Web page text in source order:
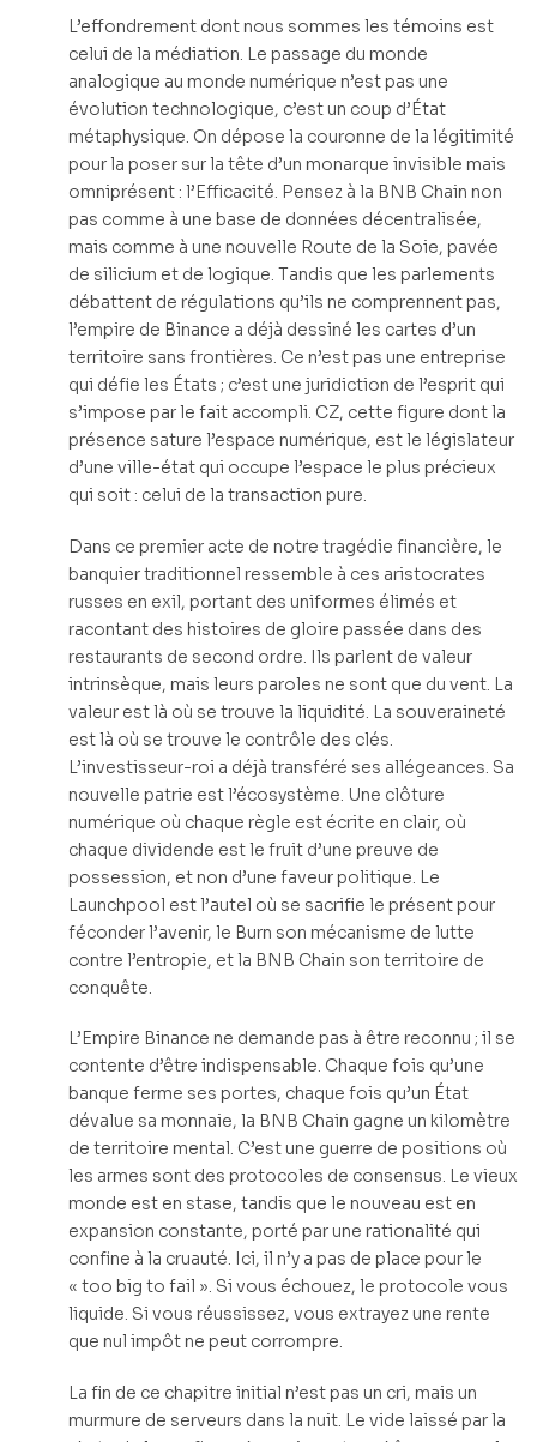
L’effondrement dont nous sommes les témoins est
celui de la médiation. Le passage du monde
analogique au monde numérique n’est pas une
évolution technologique, c’est un coup d’État
métaphysique. On dépose la couronne de la légitimité
pour la poser sur la tête d’un monarque invisible mais
omniprésent : l’Efficacité. Pensez à la BNB Chain non
pas comme à une base de données décentralisée,
mais comme à une nouvelle Route de la Soie, pavée
de silicium et de logique. Tandis que les parlements
débattent de régulations qu’ils ne comprennent pas,
l’empire de Binance a déjà dessiné les cartes d’un
territoire sans frontières. Ce n’est pas une entreprise
qui défie les États ; c’est une juridiction de l’esprit qui
s’impose par le fait accompli. CZ, cette figure dont la
présence sature l’espace numérique, est le législateur
d’une ville-état qui occupe l’espace le plus précieux
qui soit : celui de la transaction pure.
Dans ce premier acte de notre tragédie financière, le
banquier traditionnel ressemble à ces aristocrates
russes en exil, portant des uniformes élimés et
racontant des histoires de gloire passée dans des
restaurants de second ordre. Ils parlent de valeur
intrinsèque, mais leurs paroles ne sont que du vent. La
valeur est là où se trouve la liquidité. La souveraineté
est là où se trouve le contrôle des clés.
L’investisseur-roi a déjà transféré ses allégeances. Sa
nouvelle patrie est l’écosystème. Une clôture
numérique où chaque règle est écrite en clair, où
chaque dividende est le fruit d’une preuve de
possession, et non d’une faveur politique. Le
Launchpool est l’autel où se sacrifie le présent pour
féconder l’avenir, le Burn son mécanisme de lutte
contre l’entropie, et la BNB Chain son territoire de
conquête.
L’Empire Binance ne demande pas à être reconnu ; il se
contente d’être indispensable. Chaque fois qu’une
banque ferme ses portes, chaque fois qu’un État
dévalue sa monnaie, la BNB Chain gagne un kilomètre
de territoire mental. C’est une guerre de positions où
les armes sont des protocoles de consensus. Le vieux
monde est en stase, tandis que le nouveau est en
expansion constante, porté par une rationalité qui
confine à la cruauté. Ici, il n’y a pas de place pour le
« too big to fail ». Si vous échouez, le protocole vous
liquide. Si vous réussissez, vous extrayez une rente
que nul impôt ne peut corrompre.
La fin de ce chapitre initial n’est pas un cri, mais un
murmure de serveurs dans la nuit. Le vide laissé par la